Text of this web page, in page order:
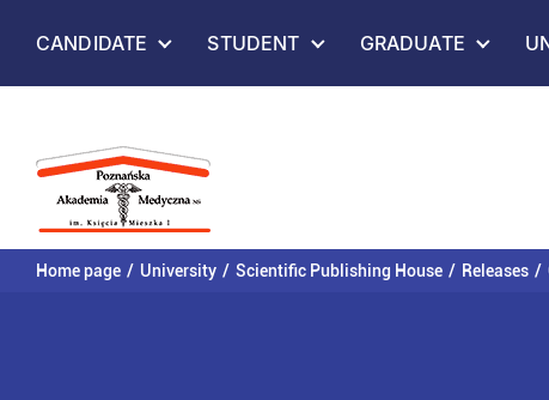
Skip to
CANDIDATE STUDENT GRADUATE
Home page University Scientific Publishing House Releases